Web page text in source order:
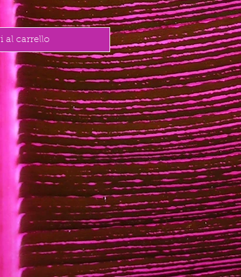
al carrello